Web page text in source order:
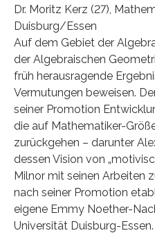
Dr. Moritz Kerz (27),
Duisburg/Essen
Auf dem Gebiet der
der Algebraischen
früh herausragende
Vermutungen beweisen.
seiner Promotion
die auf Mathematiker-
zurückgehen – darunter
dessen Vision von
Milnor mit seinen Arbeiten
nach seiner Promotion
eigene Emmy Noether-
Universität Duisburg-